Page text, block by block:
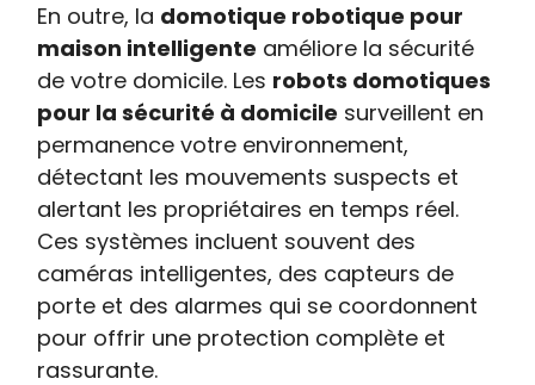
En outre, la domotique robotique pour
maison intelligente améliore la sécurité
de votre domicile. Les robots domotiques
pour la sécurité à domicile surveillent en
permanence votre environnement,
détectant les mouvements suspects et
alertant les propriétaires en temps réel.
Ces systèmes incluent souvent des
caméras intelligentes, des capteurs de
porte et des alarmes qui se coordonnent
pour offrir une protection complète et
rassurante.